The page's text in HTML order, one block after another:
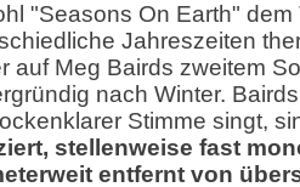
"Seasons On Earth" dem
Jahreszeiten
auf Meg Bairds zweitem
nach Winter.
Stimme singt,
stellenweise fast
entfernt von